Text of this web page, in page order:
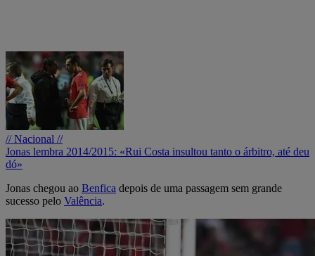
// Nacional //
Jonas lembra 2014/2015: «Rui Costa insultou tanto o árbitro, até deu
dó»
Jonas chegou ao Benfica depois de uma passagem sem grande
sucesso pelo Valência.